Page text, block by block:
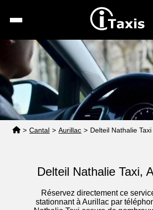
Recherche
Calcul de tarif
Taxis conventionnés
Espace pro
> Cantal > Aurillac > Delteil Nathalie Taxi
Delteil Nathalie Taxi,
Réservez directement ce
stationnant à Aurillac par